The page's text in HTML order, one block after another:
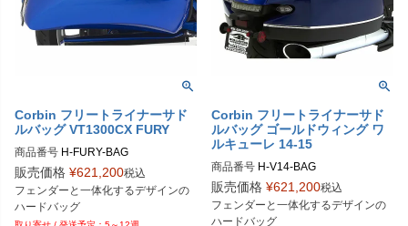
Corbin フリートライナーサド
ルバッグ VT1300CX FURY
商品番号 H-FURY-BAG
販売価格 ¥621,200税込
フェンダーと一体化するデザインの
ハードバッグ
Corbin フリートライナーサド
ルバッグ ゴールドウィング ワ
ルキューレ 14-15
商品番号 H-V14-BAG
販売価格 ¥621,200税込
フェンダーと一体化するデザインの
ハードバッグ